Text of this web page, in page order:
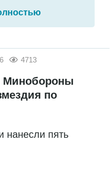
4713
Минобороны
по
нанесли пять